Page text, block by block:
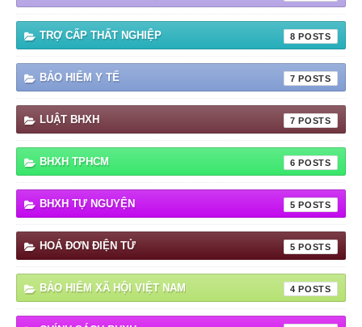
TRỢ CẤP THẤT NGHIỆP 8
BẢO HIỂM Y TẾ 7
LUẬT BHXH 7
BHXH TPHCM 6
BHXH TỰ NGUYỆN 5
HOÁ ĐƠN ĐIỆN TỬ 5
BẢO HIỂM XÃ HỘI VIỆT NAM 4